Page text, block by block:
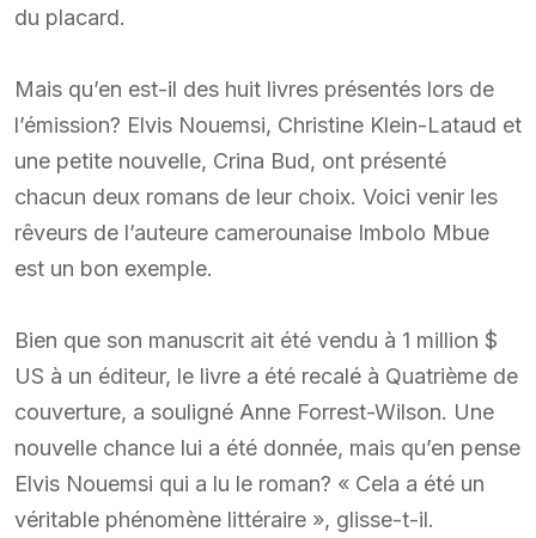
du placard.
Mais qu’en est-il des huit livres présentés lors de
l’émission? Elvis Nouemsi, Christine Klein-Lataud et
une petite nouvelle, Crina Bud, ont présenté
chacun deux romans de leur choix. Voici venir les
rêveurs de l’auteure camerounaise Imbolo Mbue
est un bon exemple.
Bien que son manuscrit ait été vendu à 1 million $
US à un éditeur, le livre a été recalé à Quatrième de
couverture, a souligné Anne Forrest-Wilson. Une
nouvelle chance lui a été donnée, mais qu’en pense
Elvis Nouemsi qui a lu le roman? « Cela a été un
véritable phénomène littéraire », glisse-t-il.